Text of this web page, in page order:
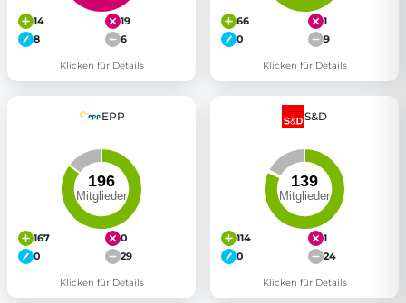
14
19
8
6
Klicken für Details
66
1
0
9
Klicken für Details
EPP
167
0
0
29
Klicken für Details
S&D
114
1
0
24
Klicken für Details